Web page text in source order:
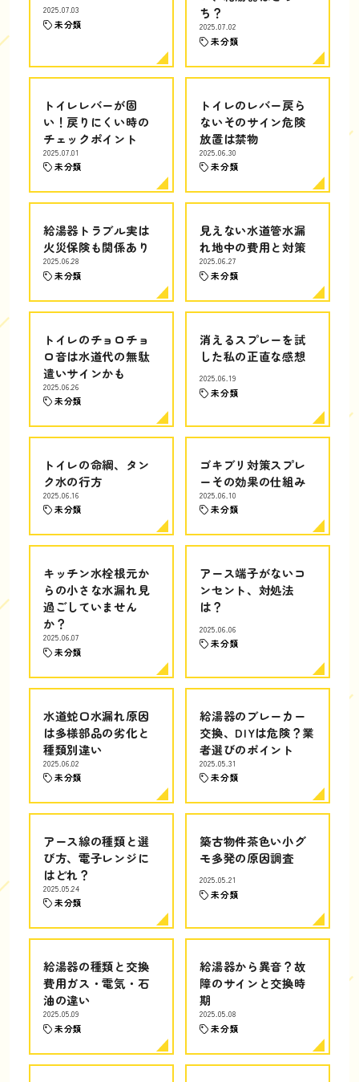
2025.07.03
未分類
ち？
2025.07.02
未分類
トイレレバーが固
い！戻りにくい時の
チェックポイント
2025.07.01
未分類
トイレのレバー戻ら
ないそのサイン危険
放置は禁物
2025.06.30
未分類
給湯器トラブル実は
火災保険も関係あり
2025.06.28
未分類
見えない水道管水漏
れ地中の費用と対策
2025.06.27
未分類
トイレのチョロチョ
ロ音は水道代の無駄
遣いサインかも
2025.06.26
未分類
消えるスプレーを試
した私の正直な感想
2025.06.19
未分類
トイレの命綱、タン
ク水の行方
2025.06.16
未分類
ゴキブリ対策スプレ
ーその効果の仕組み
2025.06.10
未分類
キッチン水栓根元か
らの小さな水漏れ見
過ごしていません
か？
2025.06.07
未分類
アース端子がないコ
ンセント、対処法
は？
2025.06.06
未分類
水道蛇口水漏れ原因
は多様部品の劣化と
種類別違い
2025.06.02
未分類
給湯器のブレーカー
交換、DIYは危険？業
者選びのポイント
2025.05.31
未分類
アース線の種類と選
び方、電子レンジに
はどれ？
2025.05.24
未分類
築古物件茶色い小グ
モ多発の原因調査
2025.05.21
未分類
給湯器の種類と交換
費用ガス・電気・石
油の違い
2025.05.09
未分類
給湯器から異音？故
障のサインと交換時
期
2025.05.08
未分類